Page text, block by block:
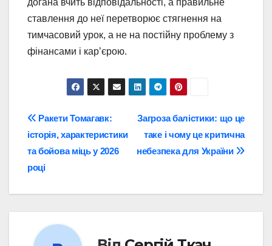
догана вчить відповідальності, а правильне
ставлення до неї перетворює стягнення на
тимчасовий урок, а не на постійну проблему з
фінансами і кар’єрою.
Навігація
записів
Загроза балістики: що це
таке і чому це критична
небезпека для України
Ракети Томагавк:
історія, характеристики
та бойова міць у 2026
році